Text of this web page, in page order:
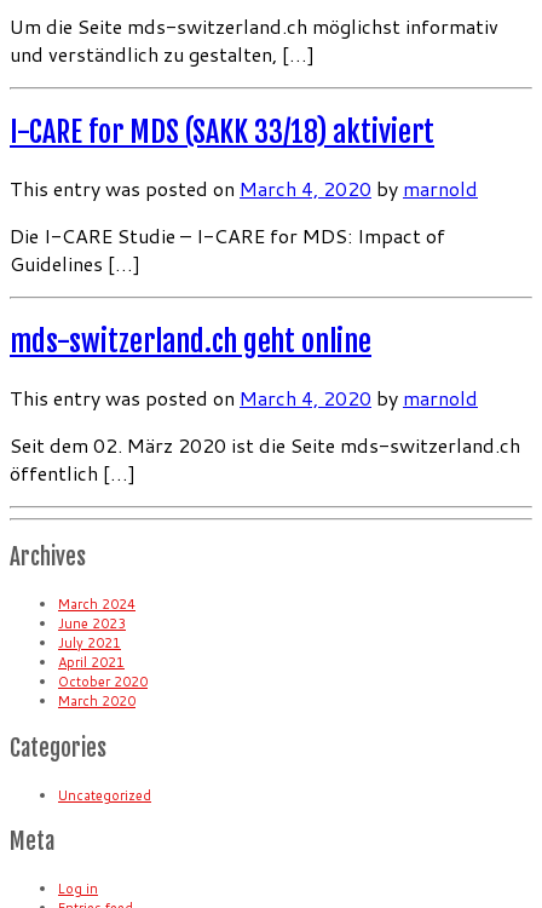
Um die Seite mds-switzerland.ch möglichst informativ
und verständlich zu gestalten, […]
I-CARE for MDS (SAKK 33/18) aktiviert
This entry was posted on March 4, 2020 by marnold
Die I-CARE Studie – I-CARE for MDS: Impact of
Guidelines […]
mds-switzerland.ch geht online
This entry was posted on March 4, 2020 by marnold
Seit dem 02. März 2020 ist die Seite mds-switzerland.ch
öffentlich […]
Archives
March 2024
June 2023
July 2021
April 2021
October 2020
March 2020
Categories
Uncategorized
Meta
Log in